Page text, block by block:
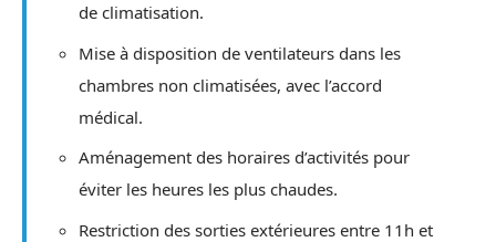
de climatisation.
Mise à disposition de ventilateurs dans les
chambres non climatisées, avec l’accord
médical.
Aménagement des horaires d’activités pour
éviter les heures les plus chaudes.
Restriction des sorties extérieures entre 11h et